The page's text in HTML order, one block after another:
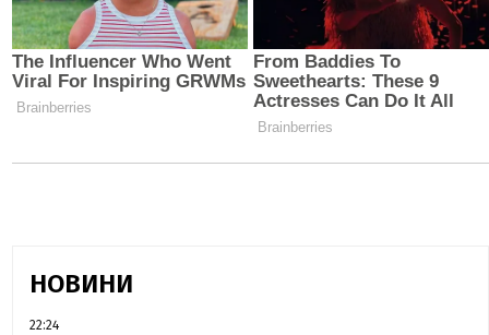
НОВИНИ
22:24